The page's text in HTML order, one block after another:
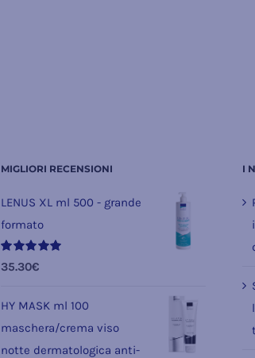
MIGLIORI RECENSIONI
LENUS XL ml 500 - grande
formato
Valutato
35.30€
HY MASK ml 100
maschera/crema viso
notte dermatologica anti-
I